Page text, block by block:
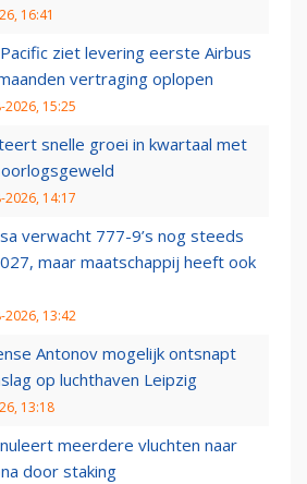
16:41
ziet levering eerste Airbus
vertraging oplopen
2026, 15:25
snelle groei in kwartaal met
2026, 14:17
verwacht 777-9’s nog steeds
maar maatschappij heeft ook
2026, 13:42
Antonov mogelijk ontsnapt
op luchthaven Leipzig
13:18
meerdere vluchten naar
door staking